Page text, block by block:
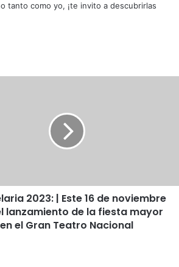
tanto como yo, ¡te invito a descubrirlas
2023: | Este 16 de noviembre
lanzamiento de la fiesta mayor
en el Gran Teatro Nacional